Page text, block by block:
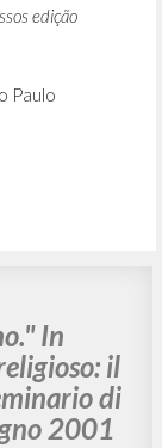
edição
Paulo
In
il
di
2001